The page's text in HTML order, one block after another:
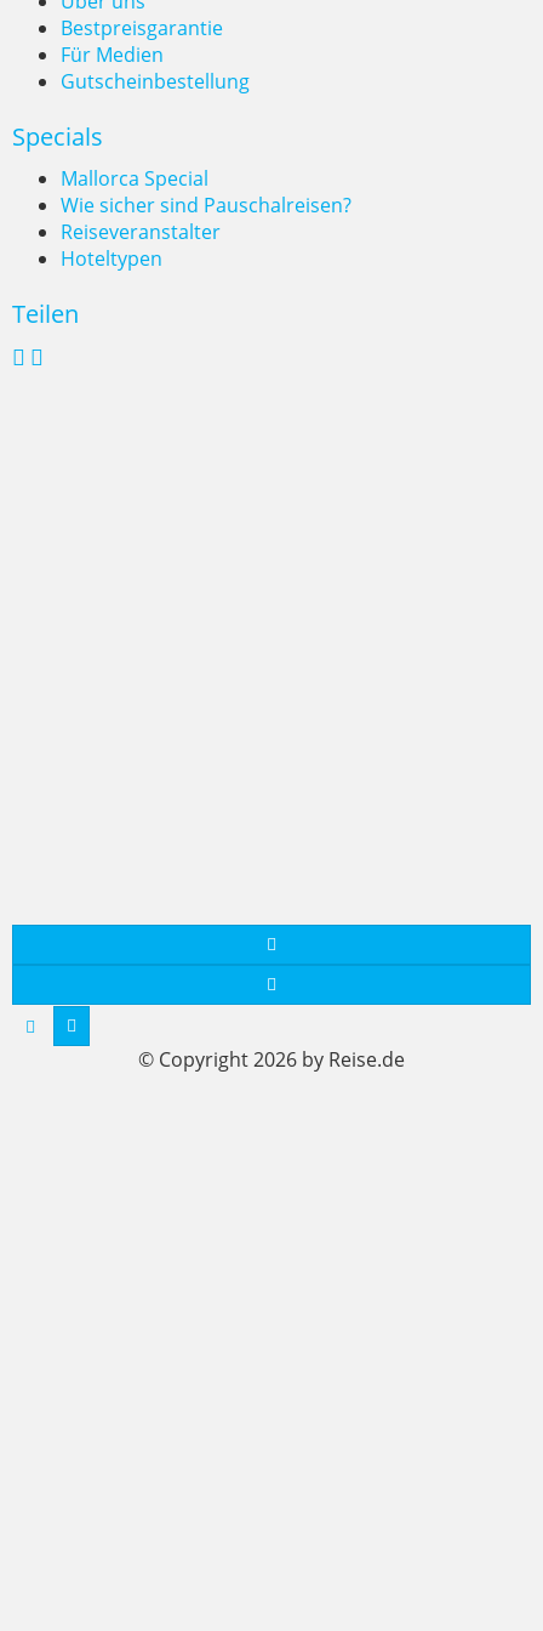
Bestpreisgarantie
Für Medien
Gutscheinbestellung
Specials
Mallorca Special
Wie sicher sind Pauschalreisen?
Reiseveranstalter
Hoteltypen
Teilen
© Copyright 2026 by Reise.de